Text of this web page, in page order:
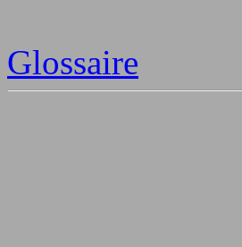
Glossaire